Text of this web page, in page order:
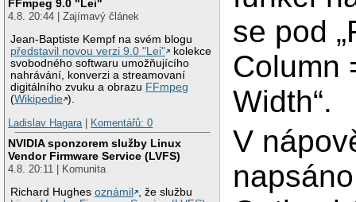
FFmpeg 9.0 "Lei"
4.8. 20:44 | Zajímavý článek
Jean-Baptiste Kempf na svém blogu
představil novou verzi 9.0 "Lei"
kolekce
svobodného softwaru umožňujícího
nahrávání, konverzi a streamovaní
digitálního zvuku a obrazu FFmpeg
(Wikipedie ).
Ladislav Hagara
Komentářů: 0
NVIDIA sponzorem služby Linux
Vendor Firmware Service (LVFS)
4.8. 20:11 | Komunita
Richard Hughesoznámil
, že službu
se pod
Column
Width“.
V